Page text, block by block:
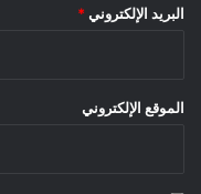
البريد الإلكتروني *
الموقع الإلكتروني